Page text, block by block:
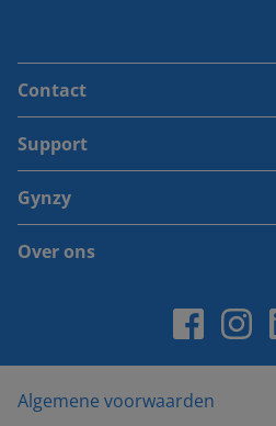
Contact
Support
Gynzy
Over ons
Algemene voorwaarden